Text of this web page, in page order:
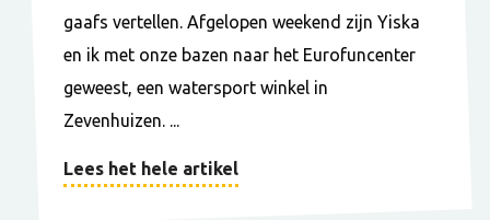
gaafs vertellen. Afgelopen weekend zijn Yiska
en ik met onze bazen naar het Eurofuncenter
geweest, een watersport winkel in
Zevenhuizen. ...
Lees het hele artikel